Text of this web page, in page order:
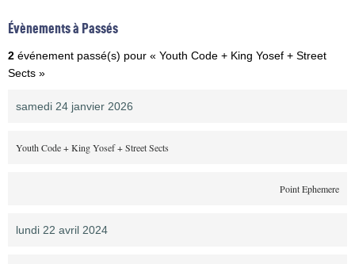
Évènements à Passés
2 événement passé(s) pour « Youth Code + King Yosef + Street
Sects »
samedi 24 janvier 2026
Youth Code + King Yosef + Street Sects
Point Ephemere
lundi 22 avril 2024